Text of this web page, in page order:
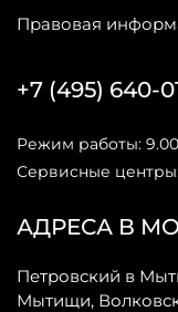
Правовая
АДРЕСА В
Петровский в
Мытищи,
+7 (495) 640-
Режим работы:
Сервисные центры: